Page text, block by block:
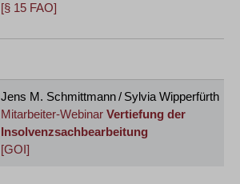
[§ 15 FAO]
Jens M. Schmittmann / Sylvia Wipperfürth
Mitarbeiter-Webinar Vertiefung der
Insolvenzsachbearbeitung
[GOI]